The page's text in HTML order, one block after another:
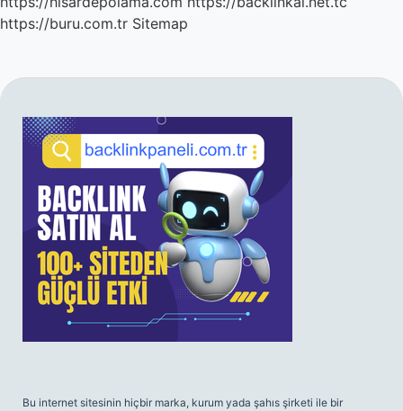
https://buru.com.tr Sitemap
SIDEBAR
Bu internet sitesinin hiçbir marka, kurum yada şahıs şirketi ile bir